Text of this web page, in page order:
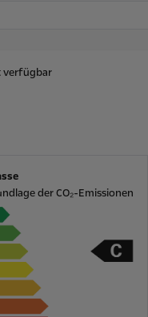
der CO₂-Emissionen